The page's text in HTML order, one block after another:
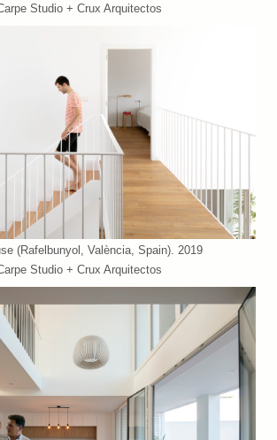
Studio + Crux Arquitectos
(Rafelbunyol, València, Spain). 2019
Studio + Crux Arquitectos